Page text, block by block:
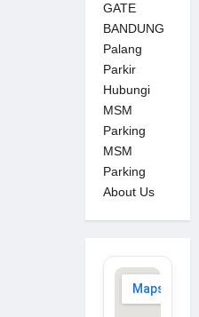
GATE
BANDUNG
Palang
Parkir
Hubungi
MSM
Parking
MSM
Parking
About Us